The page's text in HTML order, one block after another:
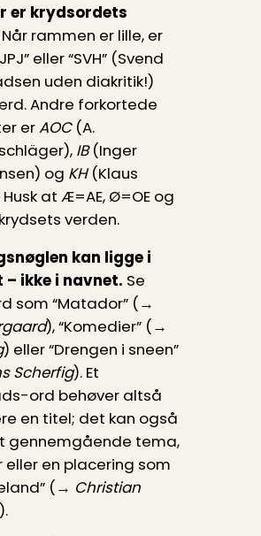
er krydsordets
Når rammen er lille, er
eller “SVH” (Svend
uden diakritik!)
Andre forkortede
erAOC(A.
IB(Inger
og KH(Klaus
Husk at Æ=AE, Ø=OE og
verden.
kan ligge i
ikke i navnet. Se
som “Matador” (→
), “Komedier” (→
) eller “Drengen i sneen”
Scherfig). Et
ord behøver altså
en titel; det kan også
gennemgående tema,
eller en placering som
(→ Christian